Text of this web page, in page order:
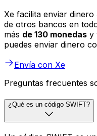
Xe facilita enviar dinero
de otros bancos en
más de 130 monedas y
puedes enviar dinero
Envía con Xe
Preguntas frecuentes
¿Qué es un código SWIFT?